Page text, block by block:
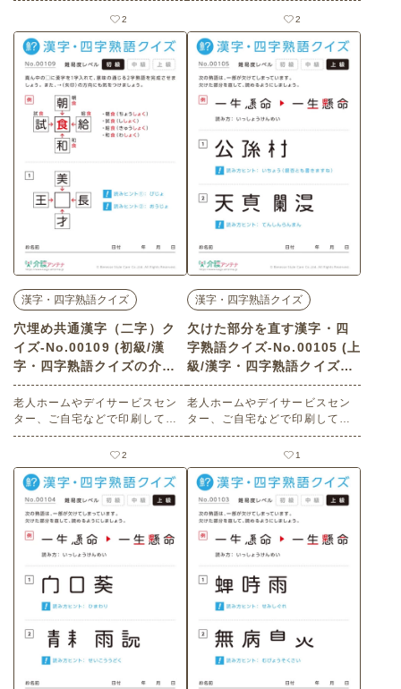
け介護レク素材（漢字・四字熟
語クイズ・初級）です。
2
け介護レク素材（漢字・四字熟
語クイズ・初級）です。
2
漢字・四字熟語クイズ
穴埋め共通漢字（二字）ク
イズ-No.00109 (初級/漢
字・四字熟語クイズの介護
レク素材)
老人ホームやデイサービスセン
ター、ご自宅などで印刷してお
使いいただける無料の高齢者向
け介護レク素材（漢字・四字熟
語クイズ・初級）です。
2
漢字・四字熟語クイズ
欠けた部分を直す漢字・四
字熟語クイズ-No.00105 (上
級/漢字・四字熟語クイズの
介護レク素材)
老人ホームやデイサービスセン
ター、ご自宅などで印刷してお
使いいただける無料の高齢者向
け介護レク素材（漢字・四字熟
語クイズ・上級）です。
1